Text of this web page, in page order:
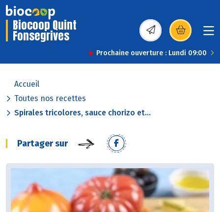
Biocoop Quint
Fonsegrives (s’ouvre dans une
Prochaine ouverture : Lundi 09:00
Accueil
Toutes nos recettes
Spirales tricolores, sauce chorizo et...
Partager sur